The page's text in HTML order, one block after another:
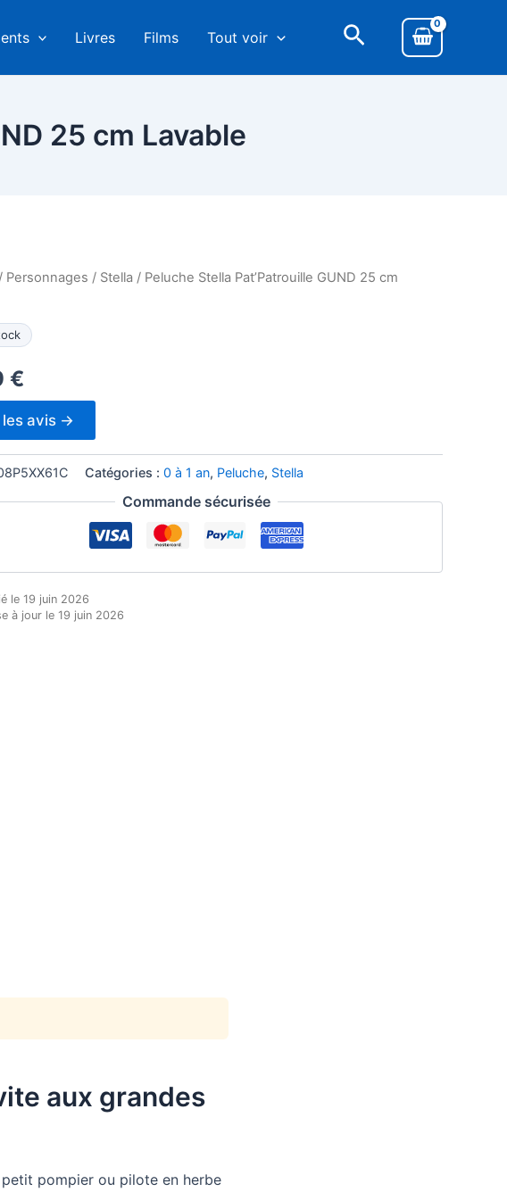
Livres Films Tout voir
25 cm Lavable
/ Personnages / Stella / Peluche Stella Pat’Patrouille GUND 25 cm
€
les avis →
Catégories : 0 à 1 an, Peluche, Stella
Commande sécurisée
le 19 juin 2026
à jour le 19 juin 2026
aux grandes
pompier ou pilote en herbe